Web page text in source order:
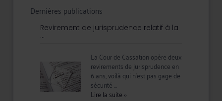
Dernières publications
Revirement de jurisprudence relatif à la
...
La Cour de Cassation opère deux
revirements de jurisprudence en
6 ans, voilà qui n’est pas gage de
sécurité ...
Lire la suite››